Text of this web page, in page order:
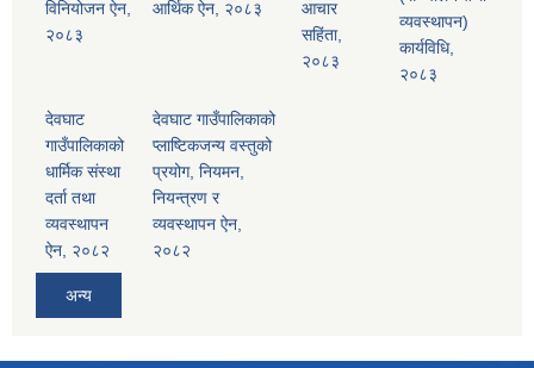
विनियोजन ऐन,
२०८३
आर्थिक ऐन, २०८३
आचार
सहिंता,
२०८३
व्यवस्थापन)
कार्यविधि,
२०८३
देवघाट
गाउँपालिकाको
धार्मिक संस्था
दर्ता तथा
व्यवस्थापन
ऐन, २०८२
देवघाट गाउँपालिकाको
प्लाष्टिकजन्य वस्तुको
प्रयोग, नियमन,
नियन्त्रण र
व्यवस्थापन ऐन,
२०८२
अन्य